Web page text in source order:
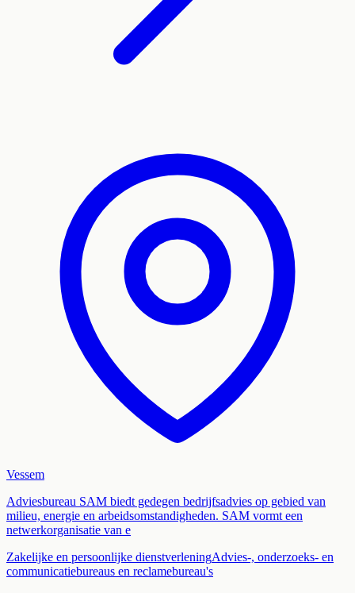
Vessem
Adviesbureau SAM biedt gedegen bedrijfsadvies op gebied van
milieu, energie en arbeidsomstandigheden. SAM vormt een
netwerkorganisatie van e
Zakelijke en persoonlijke dienstverleningAdvies-, onderzoeks- en
communicatiebureaus en reclamebureau's